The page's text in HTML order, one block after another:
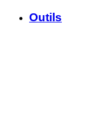
Outils